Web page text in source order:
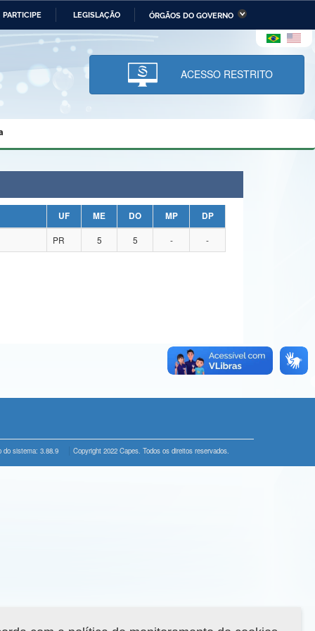
PARTICIPE LEGISLAÇÃO ÓRGÃOS DO GOVERNO
da Economia Ministério da Infraestrutura
Ministério da Ciência,
Tecnologia, Inovações e
Comunicações
Direitos Humanos
ACESSO RESTRITO
UF ME DO MP
DP
PR 5 5 - -
do sistema: 3.88.9 Copyright 2022 Capes. Todos os direitos reservados.